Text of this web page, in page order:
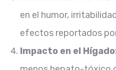
en el humor,
efectos reportados
Impacto en el